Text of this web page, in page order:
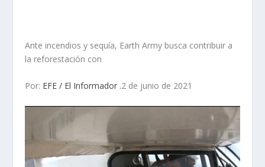
Ante incendios y sequía, Earth Army busca contribuir a
la reforestación con
Por: EFE / El Informador .2 de junio de 2021